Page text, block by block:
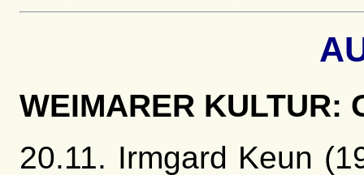
WEIMARER KULTUR:
20.11. Irmgard Keun